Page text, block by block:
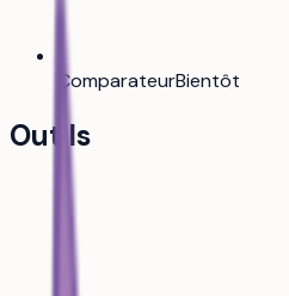
ComparateurBientôt
Outils